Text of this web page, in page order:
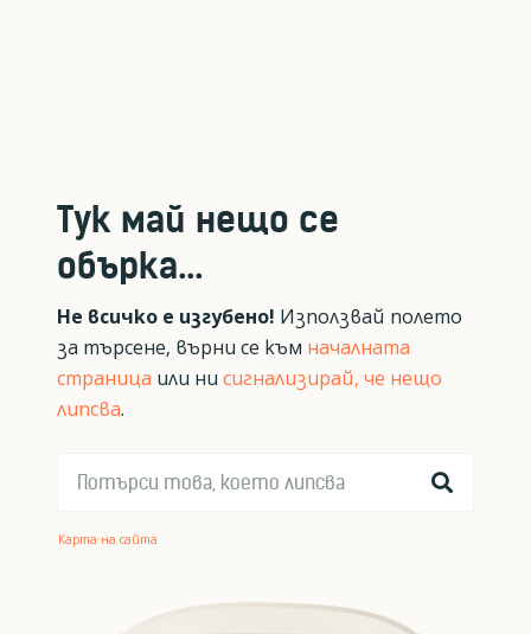
Тук май нещо се
обърка...
Не всичко е изгубено! Използвай полето
за търсене, върни се към началната
страница или ни сигнализирай, че нещо
липсва.
Карта на сайта